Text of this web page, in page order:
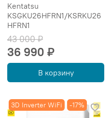
Kentatsu
KSGKU26HFRN1/KSRKU26
HFRN1
43 000 ₽
36 990 ₽
В корзину
3D Inverter WiFi -17%